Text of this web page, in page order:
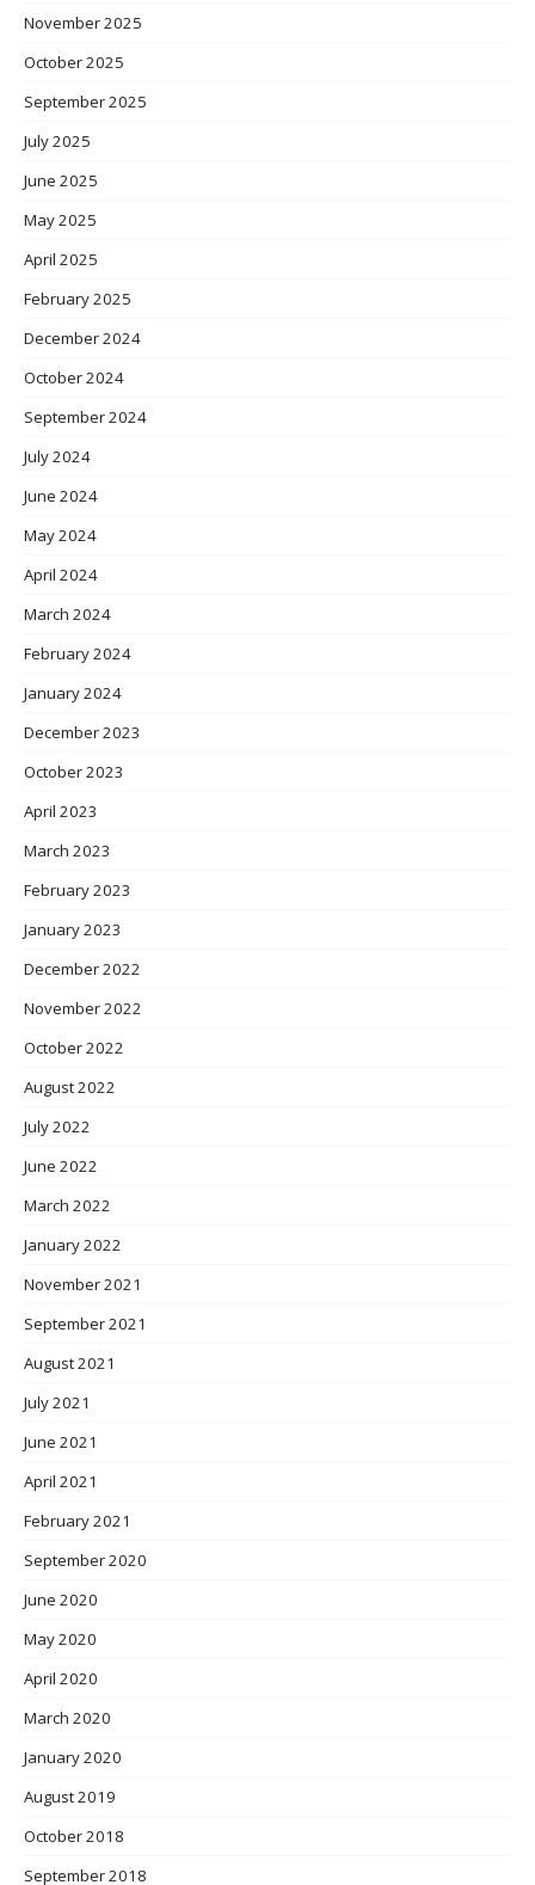
November 2025
October 2025
September 2025
July 2025
June 2025
May 2025
April 2025
February 2025
December 2024
October 2024
September 2024
July 2024
June 2024
May 2024
April 2024
March 2024
February 2024
January 2024
December 2023
October 2023
April 2023
March 2023
February 2023
January 2023
December 2022
November 2022
October 2022
August 2022
July 2022
June 2022
March 2022
January 2022
November 2021
September 2021
August 2021
July 2021
June 2021
April 2021
February 2021
September 2020
June 2020
May 2020
April 2020
March 2020
January 2020
August 2019
October 2018
September 2018